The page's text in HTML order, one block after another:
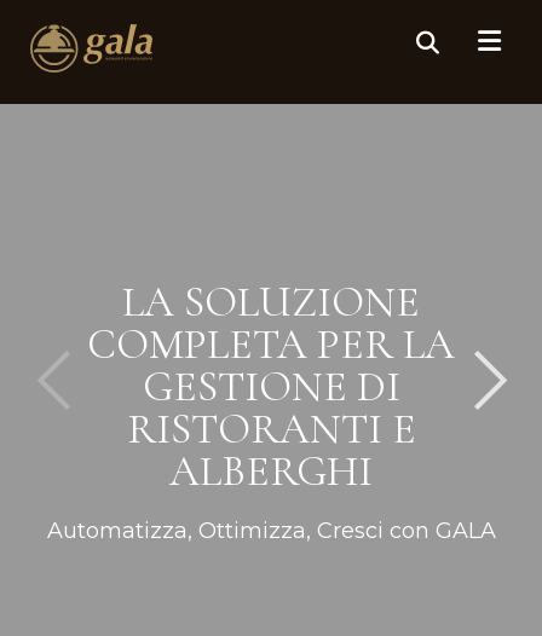
LA SOLUZIONE
COMPLETA PER LA
GESTIONE DI
RISTORANTI E
ALBERGHI
Automatizza, Ottimizza, Cresci con GALA